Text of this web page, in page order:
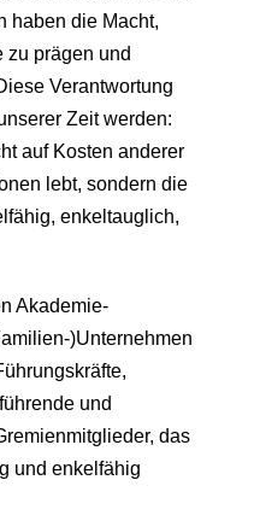
haben die Macht,
zu prägen und
Verantwortung
Zeit werden:
auf Kosten anderer
lebt, sondern die
enkeltauglich,
Akademie-
)Unternehmen
und
das
und enkelfähig